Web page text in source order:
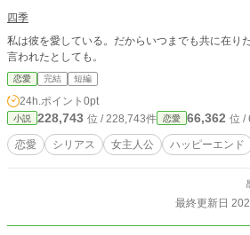
四季
私は彼を愛している。だからいつまでも共に在
言われたとしても。
恋愛 完結 短編
24h.ポイント 0pt
小説 228,743 位 / 228,743件 恋愛 66,362 位 /
恋愛 シリアス 女主人公 ハッピーエンド
最終更新日